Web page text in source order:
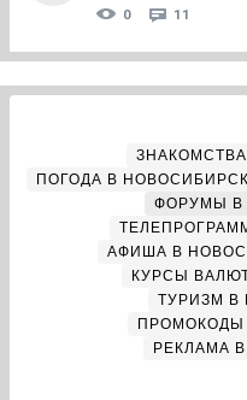
0 11
ПОГОДА В
ФОРУМЫ В
АФИША В
КУРСЫ
ТУРИЗМ В
ПРОМОКОДЫ
РЕКЛАМА